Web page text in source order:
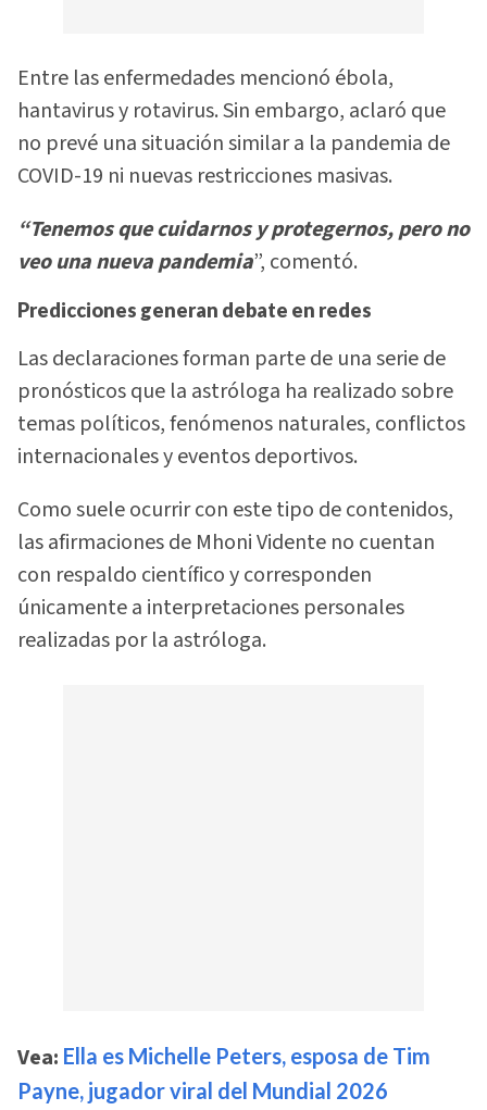
Entre las enfermedades mencionó ébola,
hantavirus y rotavirus. Sin embargo, aclaró que
no prevé una situación similar a la pandemia de
COVID-19 ni nuevas restricciones masivas.
“Tenemos que cuidarnos y protegernos, pero no
veo una nueva pandemia”, comentó.
Predicciones generan debate en redes
Las declaraciones forman parte de una serie de
pronósticos que la astróloga ha realizado sobre
temas políticos, fenómenos naturales, conflictos
internacionales y eventos deportivos.
Como suele ocurrir con este tipo de contenidos,
las afirmaciones de Mhoni Vidente no cuentan
con respaldo científico y corresponden
únicamente a interpretaciones personales
realizadas por la astróloga.
Vea: Ella es Michelle Peters, esposa de Tim
Payne, jugador viral del Mundial 2026